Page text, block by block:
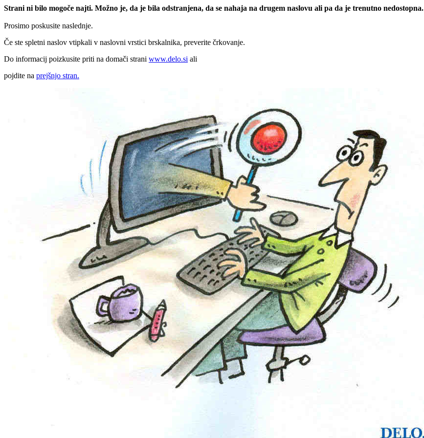
Strani ni bilo mogoče najti. Možno je, da je bila odstranjena, da se nahaja na drugem naslovu ali pa da je trenutno nedostopna.
Prosimo poskusite naslednje.
Če ste spletni naslov vtipkali v naslovni vrstici brskalnika, preverite črkovanje.
Do informacij poizkusite priti na domači strani www.delo.si ali
pojdite na prejšnjo stran.